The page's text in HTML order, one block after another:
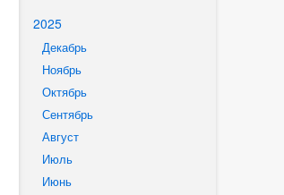
2025
Декабрь
Ноябрь
Октябрь
Сентябрь
Август
Июль
Июнь